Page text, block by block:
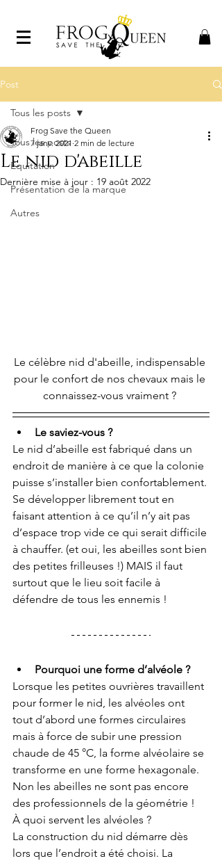
Post
Tous les posts
Équitation
Présentation de la marque
Autres
Tous les posts
Le nid d'abeille
Frog Save the Queen
7 janv. 2021 2 min de lecture
Dernière mise à jour : 19 août 2022
Le célèbre nid d'abeille, indispensable
pour le confort de nos chevaux mais le
connaissez-vous vraiment ?
Le saviez-vous ?
Le nid d’abeille est fabriqué dans un
endroit de manière à ce que la colonie
puisse s’installer bien confortablement.
Se développer librement tout en
faisant attention à ce qu’il n’y ait pas
d’espace trop vide ce qui serait difficile
à chauffer. (et oui, les abeilles sont bien
des petites frilleuses !) MAIS il faut
surtout que le lieu soit facile à
défendre de tous les ennemis !
Pourquoi une forme d’alvéole ?
Lorsque les petites ouvrières travaillent
pour former le nid, les alvéoles ont
tout d’abord une formes circulaires
mais à force de subir une pression
chaude de 45 °C, la forme alvéolaire se
transforme en une forme hexagonale.
Non les abeilles ne sont pas encore
des professionnels de la géométrie !
À quoi servent les alvéoles ?
La construction du nid démarre dès
lors que l’endroit a été choisi. La